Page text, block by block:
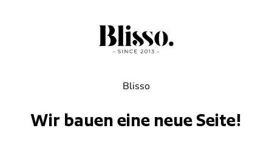
Blisso
Wir bauen eine neue Seite!